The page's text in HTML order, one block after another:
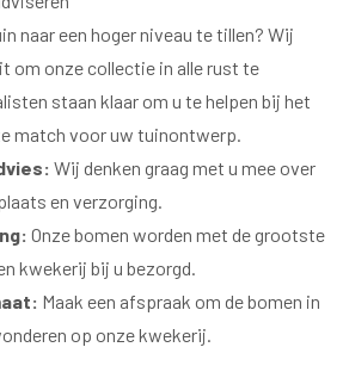
naar een hoger niveau te tillen? Wij
om onze collectie in alle rust te
staan klaar om u te helpen bij het
match voor uw tuinontwerp.
Wij denken graag met u mee over
en verzorging.
Onze bomen worden met de grootste
kwekerij bij u bezorgd.
Maak een afspraak om de bomen in
op onze kwekerij.